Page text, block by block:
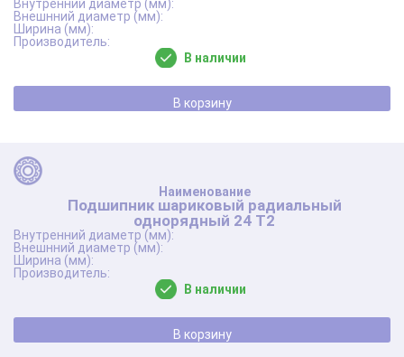
В наличии
В корзину
Подшипник шариковый радиальный
однорядный 24 Т2
В наличии
В корзину